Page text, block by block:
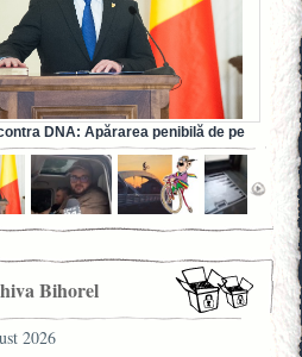
DNA: Apărarea penibilă de pe
fostului ministru al Sănătății (VIDEO)
Bihorel
2026